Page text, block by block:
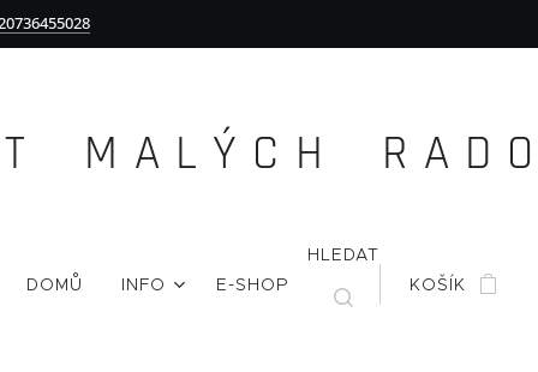
T M A L Ý C H R A D O
DOMŮ INFO E-SHOP
HLEDAT
KOŠÍK